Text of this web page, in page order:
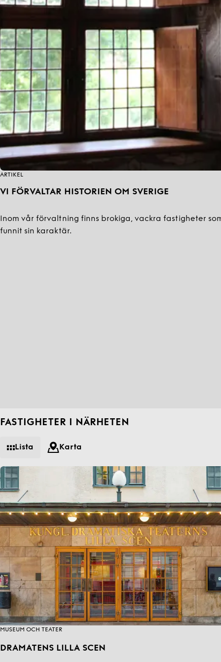
ARTIKEL
VI FÖRVALTAR HISTORIEN OM SVERIGE
Inom vår förvaltning finns brokiga, vackra fastigheter
funnit sin karaktär.
FASTIGHETER I NÄRHETEN
Lista Karta
MUSEUM OCH TEATER
DRAMATENS LILLA SCEN